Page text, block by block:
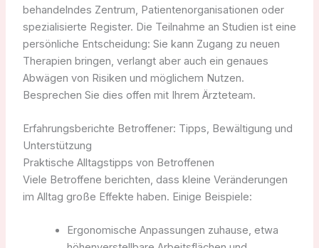
behandelndes Zentrum, Patientenorganisationen oder
spezialisierte Register. Die Teilnahme an Studien ist eine
persönliche Entscheidung: Sie kann Zugang zu neuen
Therapien bringen, verlangt aber auch ein genaues
Abwägen von Risiken und möglichem Nutzen.
Besprechen Sie dies offen mit Ihrem Ärzteteam.
Erfahrungsberichte Betroffener: Tipps, Bewältigung und
Unterstützung
Praktische Alltagstipps von Betroffenen
Viele Betroffene berichten, dass kleine Veränderungen
im Alltag große Effekte haben. Einige Beispiele:
Ergonomische Anpassungen zuhause, etwa